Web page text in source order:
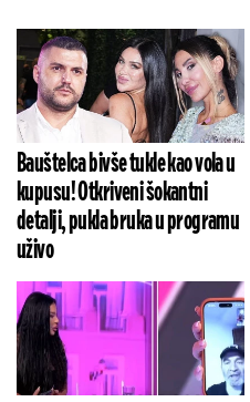
Bauštelca bivše tukle kao vola u
kupusu! Otkriveni šokantni
detalji, pukla bruka u programu
uživo